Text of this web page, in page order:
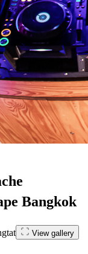
Bangkok
View gallery